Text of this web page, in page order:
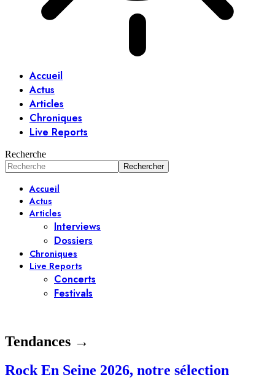
Accueil
Actus
Articles
Chroniques
Live Reports
Recherche
Accueil
Actus
Articles
Interviews
Dossiers
Chroniques
Live Reports
Concerts
Festivals
Tendances →
Rock En Seine 2026, notre sélection